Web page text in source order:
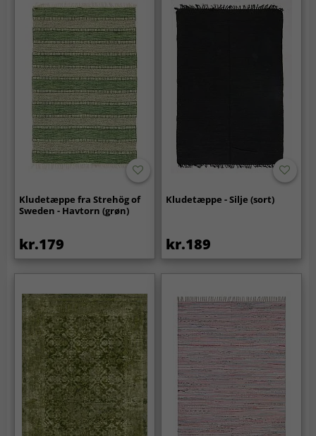
Kludetæppe fra Strehög of
Sweden - Havtorn (grøn)
kr.179
Kludetæppe - Silje (sort)
kr.189